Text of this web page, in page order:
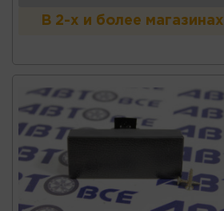
В 2-х и более магазинах